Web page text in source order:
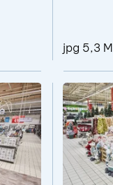
Pokaż szczegóły
jpg 5,3